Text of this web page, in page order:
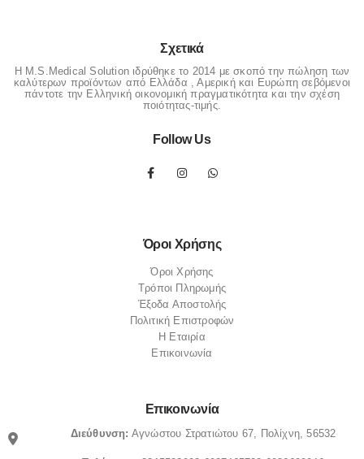
Σχετικά
Η M.S.Medical Solution ιδρύθηκε το 2014 με σκοπό την πώληση των
καλύτερων προϊόντων από Ελλάδα , Αμερική και Ευρώπη σεβόμενοι
πάντοτε την Ελληνική οικονομική πραγματικότητα και την σχέση
ποιότητας-τιμής.
Follow Us
Όροι Χρήσης
Όροι Χρήσης
Τρόποι Πληρωμής
Έξοδα Αποστολής
Πολιτική Επιστροφών
Η Εταιρία
Επικοινωνία
Επικοινωνία
Διεύθυνση: Αγνώστου Στρατιώτου 67, Πολίχνη, 56532